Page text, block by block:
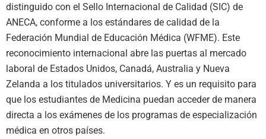
distinguido con el Sello Internacional de Calidad (SIC) de
ANECA, conforme a los estándares de calidad de la
Federación Mundial de Educación Médica (WFME). Este
reconocimiento internacional abre las puertas al mercado
laboral de Estados Unidos, Canadá, Australia y Nueva
Zelanda a los titulados universitarios. Y es un requisito para
que los estudiantes de Medicina puedan acceder de manera
directa a los exámenes de los programas de especialización
médica en otros países.